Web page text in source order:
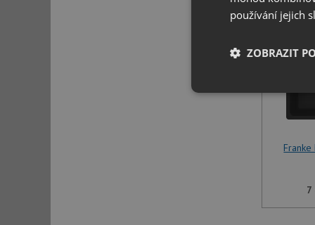
7
používání jejich
ZOBRAZIT
Nezbytně
Nezbytně